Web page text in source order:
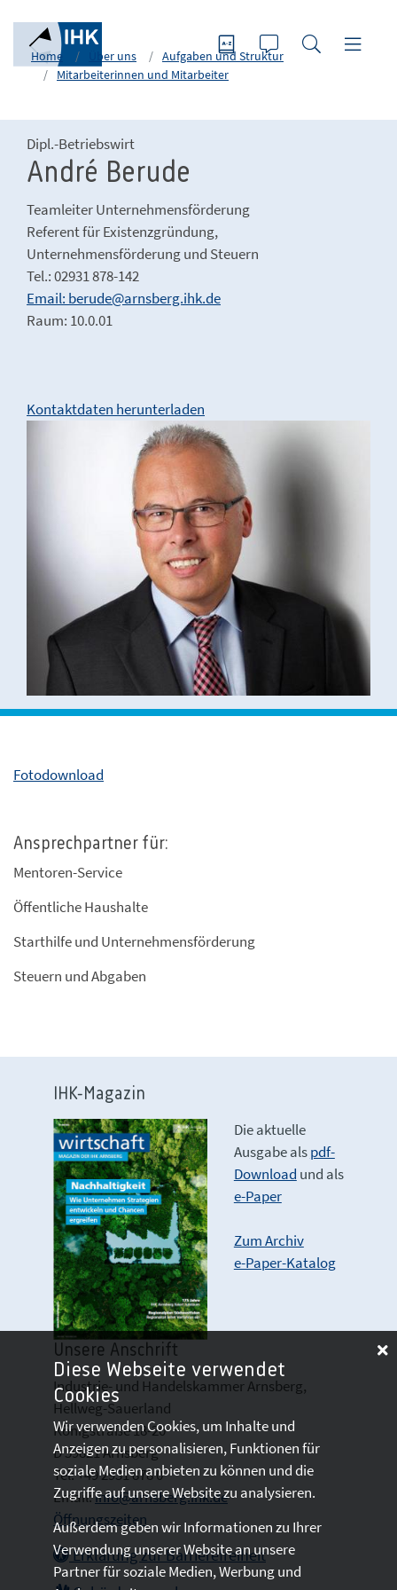
Home Über uns
Aufgaben und Struktur
Mitarbeiterinnen und Mitarbeiter
Dipl.-Betriebswirt
André Berude
Teamleiter Unternehmensförderung
Referent für Existenzgründung,
Unternehmensförderung und Steuern
Tel.: 02931 878-142
Email: berude@arnsberg.ihk.de
Raum: 10.0.01
Kontaktdaten herunterladen
Fotodownload
Ansprechpartner für:
Mentoren-Service
Öffentliche Haushalte
Starthilfe und Unternehmensförderung
Steuern und Abgaben
IHK-Magazin
Die aktuelle
Ausgabe alspdf-
Download und als
e-Paper
Zum Archiv
e-Paper-Katalog
Unsere Anschrift
Industrie- und Handelskammer Arnsberg,
Hellweg-Sauerland
Königstraße 18-20
D 59821 Arnsberg
Tel: +49 2931 878 0
Email:info@arnsberg.ihk.de
Öffnungszeiten
Erklärung zur Barrierefreiheit
Diese Webseite verwendet
Cookies
Wir verwenden Cookies, um Inhalte und
Anzeigen zu personalisieren, Funktionen für
soziale Medien anbieten zu können und die
Zugriffe auf unsere Website zu analysieren.
Außerdem geben wir Informationen zu Ihrer
Verwendung unserer Website an unsere
Partner für soziale Medien, Werbung und